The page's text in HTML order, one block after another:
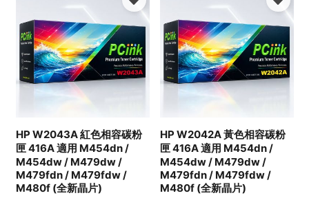
HP W2043A 紅色相容碳粉
匣 416A 適用 M454dn /
M454dw / M479dw /
M479fdn / M479fdw /
M480f (全新晶片)
HP W2042A 黃色相容碳粉
匣 416A 適用 M454dn /
M454dw / M479dw /
M479fdn / M479fdw /
M480f (全新晶片)